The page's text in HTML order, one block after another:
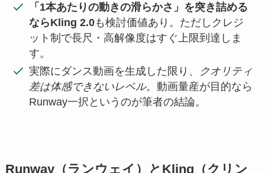
「1本あたりの動きの滑らかさ」を突き詰める
ならKling 2.0も検討価値あり。ただしクレジ
ット制で長尺・高解像度はすぐ上限到達しま
す。
実際にダンス動画を生成した限り、
クオリティ
差は体感できないレベル。動画量産が目的なら
Runway一択というのが筆者の結論。
Runway（ランウェイ）とKling（クリン